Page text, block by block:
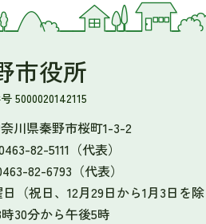
市役所
5000020142115
川県秦野市桜町1-3-2
82-5111 （代表）
82-6793 （代表）
（祝日、12月29日から1月3日を除
30分から午後5時